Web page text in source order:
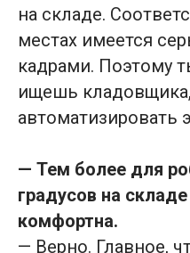
на складе.
местах имеется
кадрами. Поэтому
ищешь
автоматизировать
— Тем более для
градусов на
комфортна.
— Верно. Главное,